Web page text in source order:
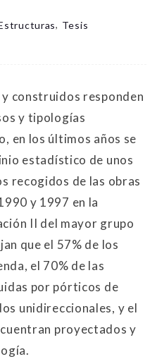
, Tesis
construidos responden
y tipologías
en los últimos años se
estadístico de unos
recogidos de las obras
y 1997 en la
II del mayor grupo
que el 57% de los
el 70% de las
por pórticos de
unidireccionales, y el
proyectados y